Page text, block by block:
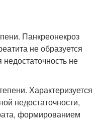
Панкреонекроз
не образуется
не
Характеризуется
недостаточности,
формированием